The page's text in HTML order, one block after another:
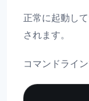
正常に起動し
されます。
コマンドライ